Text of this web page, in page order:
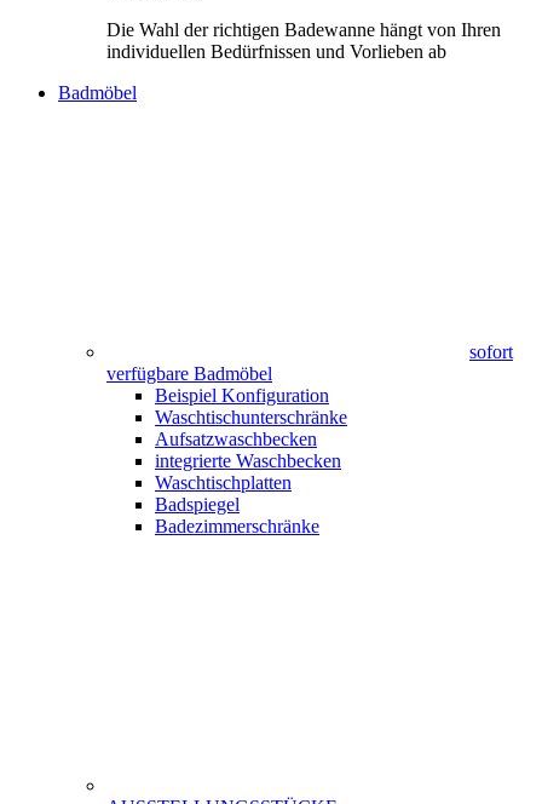
Die Wahl der richtigen Badewanne hängt von Ihren
individuellen Bedürfnissen und Vorlieben ab
Badmöbel
sofort
verfügbare Badmöbel
Beispiel Konfiguration
Waschtischunterschränke
Aufsatzwaschbecken
integrierte Waschbecken
Waschtischplatten
Badspiegel
Badezimmerschränke